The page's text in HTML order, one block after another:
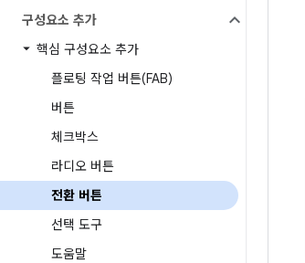
구성요소 추가
핵심 구성요소 추가
플로팅 작업 버튼(FAB)
버튼
체크박스
라디오 버튼
전환 버튼
선택 도구
도움말